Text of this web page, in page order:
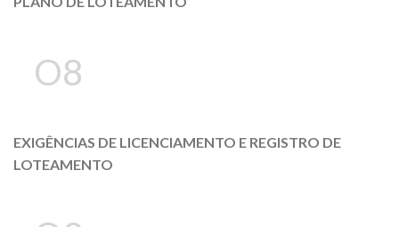
O8
EXIGÊNCIAS DE LICENCIAMENTO E REGISTRO DE
LOTEAMENTO